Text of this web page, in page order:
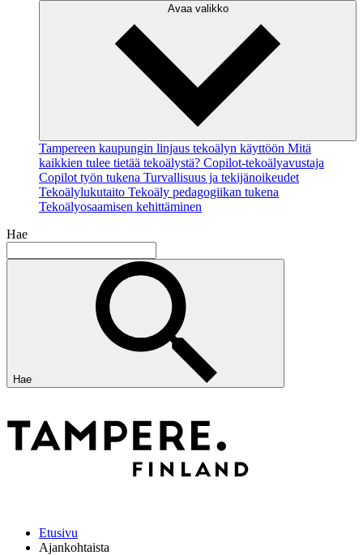
Avaa valikko
Tampereen kaupungin linjaus tekoälyn käyttöön Mitä
kaikkien tulee tietää tekoälystä? Copilot-tekoälyavustaja
Copilot työn tukena Turvallisuus ja tekijänoikeudet
Tekoälylukutaito Tekoäly pedagogiikan tukena
Tekoälyosaamisen kehittäminen
Hae
Hae
Etusivu
Ajankohtaista